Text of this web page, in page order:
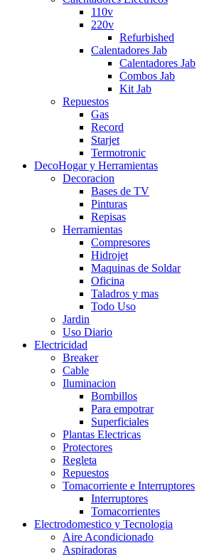
110v
220v
Refurbished
Calentadores Jab
Calentadores Jab
Combos Jab
Kit Jab
Repuestos
Gas
Record
Starjet
Termotronic
DecoHogar y Herramientas
Decoracion
Bases de TV
Pinturas
Repisas
Herramientas
Compresores
Hidrojet
Maquinas de Soldar
Oficina
Taladros y mas
Todo Uso
Jardin
Uso Diario
Electricidad
Breaker
Cable
Iluminacion
Bombillos
Para empotrar
Superficiales
Plantas Electricas
Protectores
Regleta
Repuestos
Tomacorriente e Interruptores
Interruptores
Tomacorrientes
Electrodomestico y Tecnologia
Aire Acondicionado
Aspiradoras